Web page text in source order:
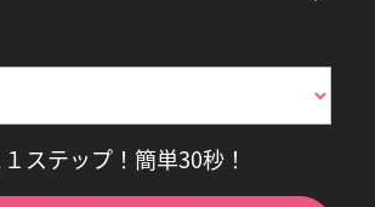
ステップ！簡単30秒！